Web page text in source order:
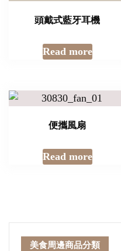
頭戴式藍牙耳機
Read more
便攜風扇
Read more
美食周邊商品分類